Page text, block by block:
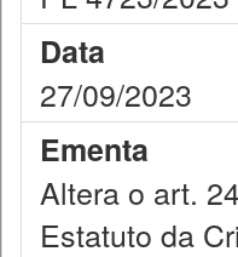
Data
27/09/2023
Ementa
Altera o art.
Estatuto da